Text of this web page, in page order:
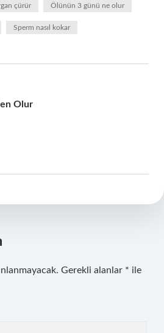
çürür Ölünün 3 günü ne olur
Sperm nasıl kokar
Olur
Gerekli alanlar * ile